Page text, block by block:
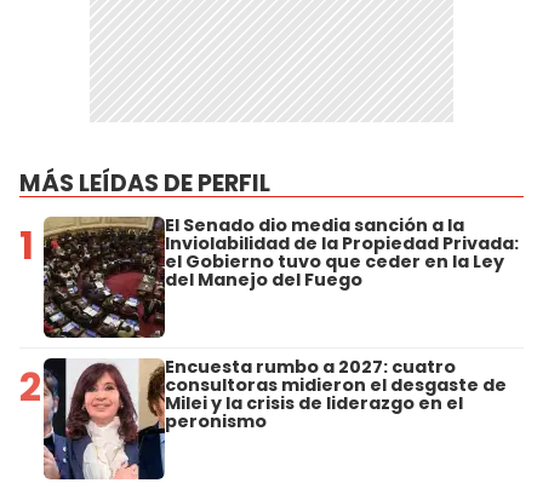
MÁS LEÍDAS DE PERFIL
1 El Senado dio media sanción a la
Inviolabilidad de la Propiedad Privada:
el Gobierno tuvo que ceder en la Ley
del Manejo del Fuego
2 Encuesta rumbo a 2027: cuatro
consultoras midieron el desgaste de
Milei y la crisis de liderazgo en el
peronismo